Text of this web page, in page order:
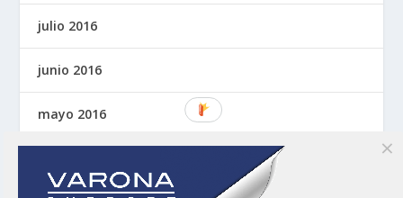
julio 2016
junio 2016
mayo 2016